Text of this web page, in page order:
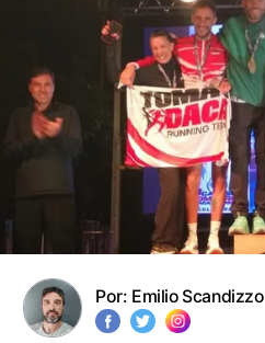
Por: Emilio Scandizzo